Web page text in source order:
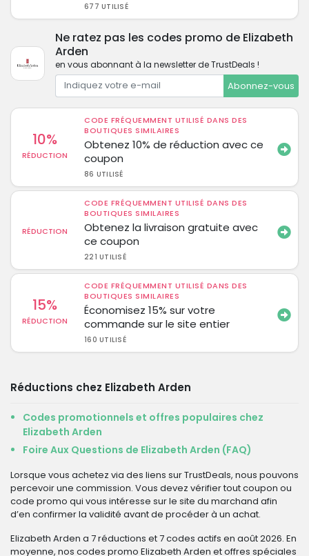
677 UTILISÉ
Ne ratez pas les codes promo de Elizabeth
Arden
en vous abonnant à la newsletter de TrustDeals !
Abonnez-vous
10%
RÉDUCTION
CODE FRÉQUEMMENT UTILISÉ DANS DES
BOUTIQUES SIMILAIRES
Obtenez 10% de réduction avec ce
coupon
86 UTILISÉ
RÉDUCTION
CODE FRÉQUEMMENT UTILISÉ DANS DES
BOUTIQUES SIMILAIRES
Obtenez la livraison gratuite avec
ce coupon
221 UTILISÉ
15%
RÉDUCTION
CODE FRÉQUEMMENT UTILISÉ DANS DES
BOUTIQUES SIMILAIRES
Économisez 15% sur votre
commande sur le site entier
160 UTILISÉ
Réductions chez Elizabeth Arden
Codes promotionnels et offres populaires chez
Elizabeth Arden
Foire Aux Questions de Elizabeth Arden (FAQ)
Lorsque vous achetez via des liens sur TrustDeals, nous pouvons
percevoir une commission. Vous devez vérifier tout coupon ou
code promo qui vous intéresse sur le site du marchand afin
d’en confirmer la validité avant de procéder à un achat.
Elizabeth Arden a 7 réductions et 7 codes actifs en août 2026. En
moyenne, nos codes promo Elizabeth Arden et offres spéciales